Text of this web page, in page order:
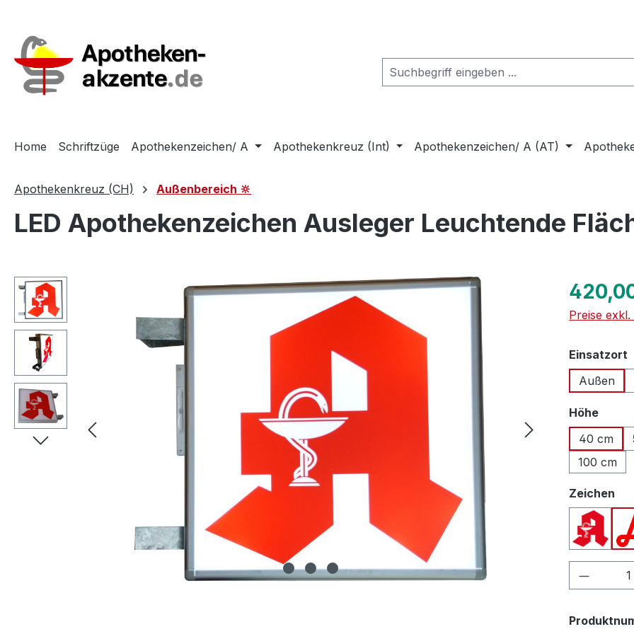
Home Schriftzüge Apothekenzeichen/ A Apothekenkreuz (Int) Apothekenzeichen/ A (AT)
Apothekenkreuz (CH) Außenbereich 🔆
LED Apothekenzeichen Ausleger Leuchtende
Bildergalerie überspringen Regulärer
Preise
Einsatzort
Außen
Höhe
40 cm
100 cm
Zeichen